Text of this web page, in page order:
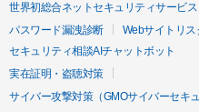
世界初総合ネットセキュリティサービス
パスワード漏洩診断
Webサイトリス
セキュリティ相談AIチャットボット
実在証明・盗聴対策
サイバー攻撃対策（GMOサイバーセキ